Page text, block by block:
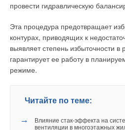
провести гидравлическую
Эта процедура предотвращает
контурах, приводящих к
выявляет степень избыточности
гарантирует ее работу в
режиме.
Читайте по теме:
→
Влияние стак‑эффекта на
вентиляции в многоэтажных